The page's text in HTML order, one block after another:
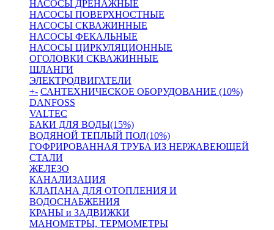
НАСОСЫ ДРЕНАЖНЫЕ
НАСОСЫ ПОВЕРХНОСТНЫЕ
НАСОСЫ СКВАЖИННЫЕ
НАСОСЫ ФЕКАЛЬНЫЕ
НАСОСЫ ЦИРКУЛЯЦИОННЫЕ
ОГОЛОВКИ СКВАЖИННЫЕ
ШЛАНГИ
ЭЛЕКТРОДВИГАТЕЛИ
+- САНТЕХНИЧЕСКОЕ ОБОРУДОВАНИЕ (10%)
DANFOSS
VALTEC
БАКИ ДЛЯ ВОДЫ(15%)
ВОДЯНОЙ ТЕПЛЫЙ ПОЛ(10%)
ГОФРИРОВАННАЯ ТРУБА ИЗ НЕРЖАВЕЮЩЕЙ
СТАЛИ
ЖЕЛЕЗО
КАНАЛИЗАЦИЯ
КЛАПАНА ДЛЯ ОТОПЛЕНИЯ И
ВОДОСНАБЖЕНИЯ
КРАНЫ и ЗАДВИЖКИ
МАНОМЕТРЫ, ТЕРМОМЕТРЫ